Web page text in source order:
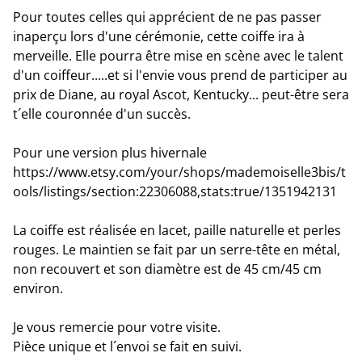
Pour toutes celles qui apprécient de ne pas passer
inaperçu lors d'une cérémonie, cette coiffe ira à
merveille. Elle pourra être mise en scène avec le talent
d'un coiffeur.....et si l'envie vous prend de participer au
prix de Diane, au royal Ascot, Kentucky... peut-être sera
t´elle couronnée d'un succès.
Pour une version plus hivernale
https://www.etsy.com/your/shops/mademoiselle3bis/t
ools/listings/section:22306088,stats:true/1351942131
La coiffe est réalisée en lacet, paille naturelle et perles
rouges. Le maintien se fait par un serre-tête en métal,
non recouvert et son diamètre est de 45 cm/45 cm
environ.
Je vous remercie pour votre visite.
Pièce unique et l´envoi se fait en suivi.